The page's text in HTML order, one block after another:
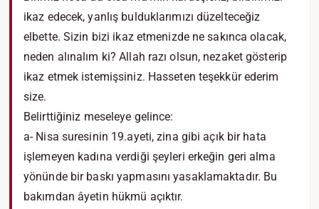
ikaz edecek, yanlış bulduklarımızı düzelteceğiz
elbette. Sizin bizi ikaz etmenizde ne sakınca olacak,
neden alınalım ki? Allah razı olsun, nezaket gösterip
ikaz etmek istemişsiniz. Hasseten teşekkür ederim
size.
Belirttiğiniz meseleye gelince:
a- Nisa suresinin 19.ayeti, zina gibi açık bir hata
işlemeyen kadına verdiği şeyleri erkeğin geri alma
yönünde bir baskı yapmasını yasaklamaktadır. Bu
bakımdan âyetin hükmü açıktır.